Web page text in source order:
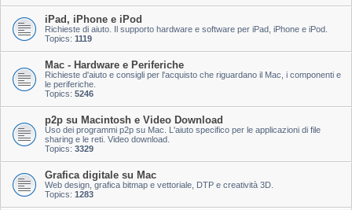
iPad, iPhone e iPod
Richieste di aiuto. Il supporto hardware e software per iPad, iPhone e iPod.
Topics: 1119
Mac - Hardware e Periferiche
Richieste d'aiuto e consigli per l'acquisto che riguardano il Mac, i componenti e
le periferiche.
Topics: 5246
p2p su Macintosh e Video Download
Uso dei programmi p2p su Mac. L'aiuto specifico per le applicazioni di file
sharing e le reti. Video download.
Topics: 3329
Grafica digitale su Mac
Web design, grafica bitmap e vettoriale, DTP e creatività 3D.
Topics: 1283